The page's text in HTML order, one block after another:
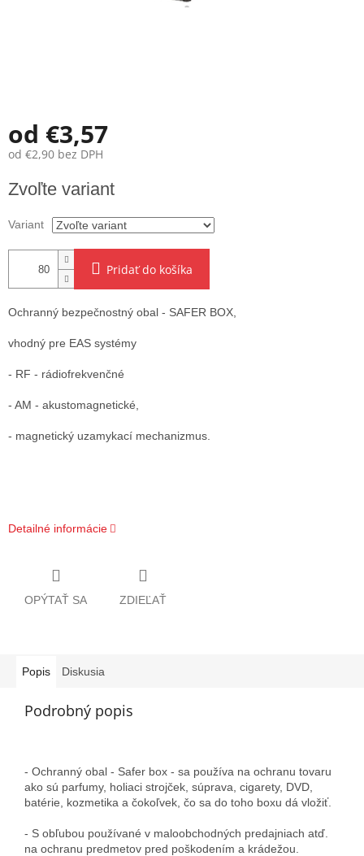
od €3,57
od €2,90 bez DPH
cena:
Zvoľte variant
Variant
Pridať do košíka
Ochranný bezpečnostný obal - SAFER BOX,
vhodný pre EAS systémy
- RF - rádiofrekvenčné
- AM - akustomagnetické,
- magnetický uzamykací mechanizmus.
Detailné informácie
OPÝTAŤ SA ZDIEĽAŤ
Popis Diskusia
Podrobný popis
- Ochranný obal - Safer box - sa používa na ochranu tovaru
ako sú parfumy, holiaci strojček, súprava, cigarety, DVD,
batérie, kozmetika a čokoľvek, čo sa do toho boxu dá vložiť.
- S obľubou používané v maloobchodných predajniach atď.
na ochranu predmetov pred poškodením a krádežou.